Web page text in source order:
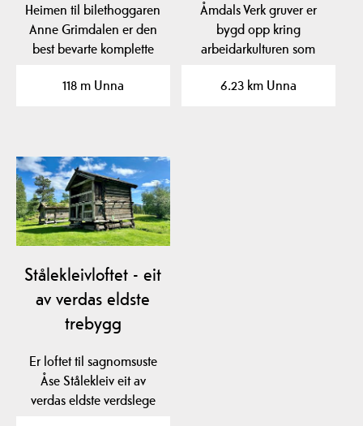
Heimen til bilethoggaren
Anne Grimdalen er den
best bevarte komplette
118 m Unna
Åmdals Verk gruver er
bygd opp kring
arbeidarkulturen som
for.…
6.23 km Unna
Stålekleivloftet - eit
av verdas eldste
trebygg
Er loftet til sagnomsuste
Åse Stålekleiv eit av
verdas eldste verdslege